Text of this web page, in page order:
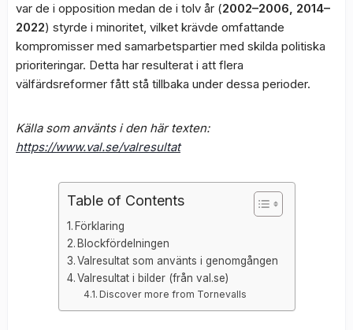
var de i opposition medan de i tolv år (2002–2006, 2014–
2022) styrde i minoritet, vilket krävde omfattande
kompromisser med samarbetspartier med skilda politiska
prioriteringar. Detta har resulterat i att flera
välfärdsreformer fått stå tillbaka under dessa perioder.
Källa som använts i den här texten:
https://www.val.se/valresultat
Table of Contents
Förklaring
Blockfördelningen
Valresultat som använts i genomgången
Valresultat i bilder (från val.se)
Discover more from Tornevalls